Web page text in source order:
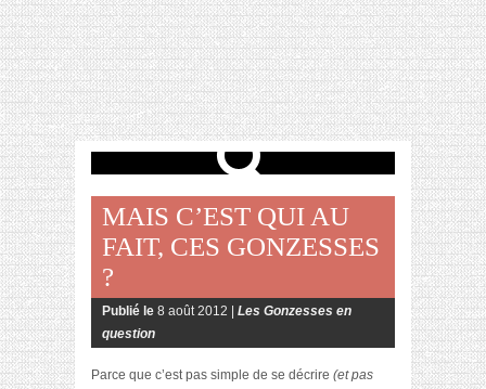
MAIS C’EST QUI AU
FAIT, CES GONZESSES
?
Publié le 8 août 2012 | Les Gonzesses en
question
Parce que c’est pas simple de se décrire (et pas